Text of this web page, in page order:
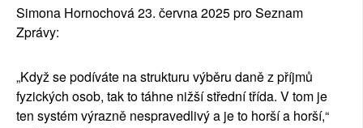
Simona Hornochová 23. června 2025 pro Seznam
Zprávy:
„Když se podíváte na strukturu výběru daně z příjmů
fyzických osob, tak to táhne nižší střední třída. V tom je
ten systém výrazně nespravedlivý a je to horší a horší,“